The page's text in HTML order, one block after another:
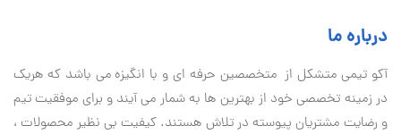
درباره ما
آكو تيمی متشکل از متخصصین حرفه ای و با انگیزه می باشد که هریک
در زمینه تخصصی خود از بهترین ها به شمار می آیند و برای موفقیت تيم
و رضایت مشتریان پیوسته در تلاش هستند. کیفیت بی نظير محصولات ،